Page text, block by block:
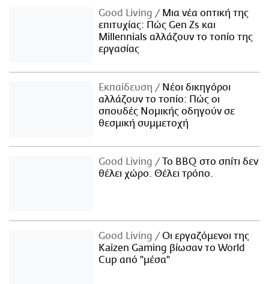
Good Living
Μια νέα οπτική της
επιτυχίας: Πώς Gen Zs και
Millennials αλλάζουν το τοπίο της
εργασίας
Εκπαίδευση
Νέοι δικηγόροι
αλλάζουν το τοπίο: Πώς οι
σπουδές Νομικής οδηγούν σε
θεσμική συμμετοχή
Good Living
Το BBQ στο σπίτι δεν
θέλει χώρο. Θέλει τρόπο.
Good Living
Οι εργαζόμενοι της
Kaizen Gaming βίωσαν το World
Cup από "μέσα"